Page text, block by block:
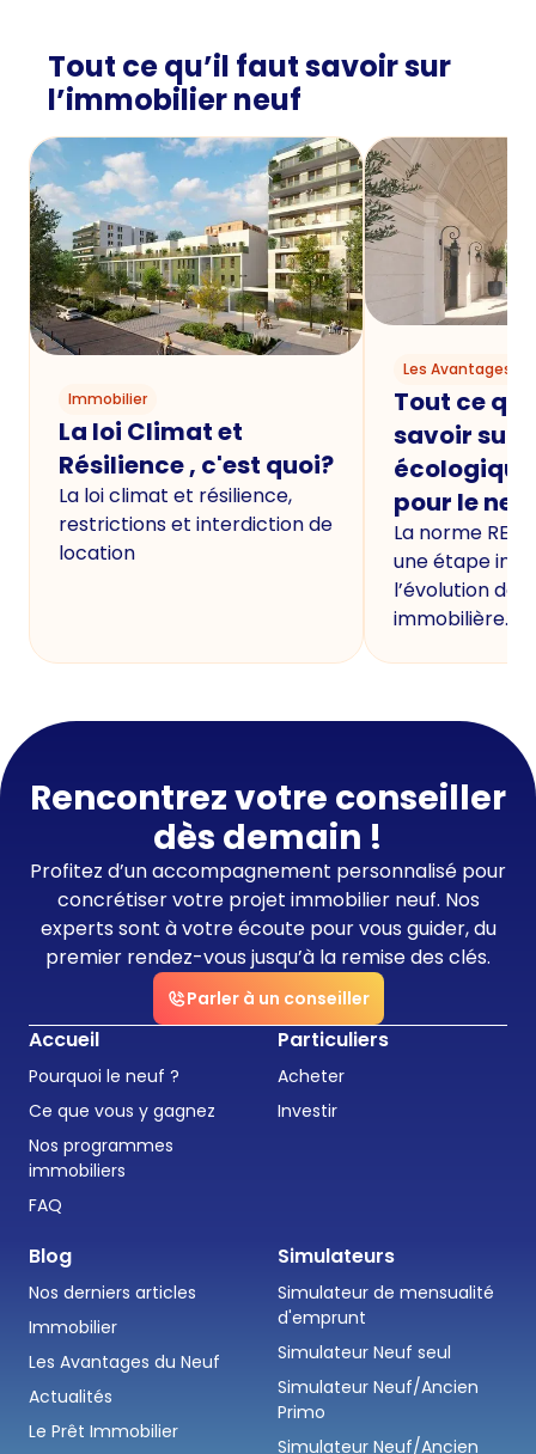
Tout ce qu’il faut savoir sur
l’immobilier neuf
Immobilier
La loi Climat et
Résilience , c'est quoi?
La loi climat et résilience,
restrictions et interdiction de
location
Les Avantages
Tout ce
savoir sur
écologique
pour le
La norme
une étape
l’évolution de
immobilière.
Rencontrez votre conseiller
dès demain !
Profitez d’un accompagnement personnalisé pour
concrétiser votre projet immobilier neuf. Nos
experts sont à votre écoute pour vous guider, du
premier rendez-vous jusqu’à la remise des clés.
Parler à un conseiller
Accueil
Pourquoi le neuf ?
Ce que vous y gagnez
Nos programmes
immobiliers
FAQ
Particuliers
Acheter
Investir
Blog
Nos derniers articles
Immobilier
Les Avantages du Neuf
Actualités
Le Prêt Immobilier
Simulateurs
Simulateur de mensualité
d'emprunt
Simulateur Neuf seul
Simulateur Neuf/Ancien
Primo
Simulateur Neuf/Ancien